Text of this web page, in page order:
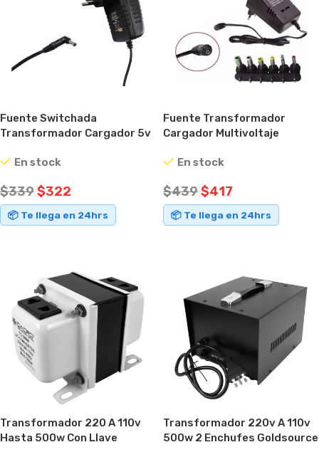
Fuente Switchada
Transformador Cargador 5v
En stock
$339$322
📦 Te llega en 24hrs
Fuente Transformador
Cargador Multivoltaje
En stock
$439$417
📦 Te llega en 24hrs
Transformador 220 A 110v
Hasta 500w Con Llave
Transformador 220v A 110v
500w 2 Enchufes Goldsource